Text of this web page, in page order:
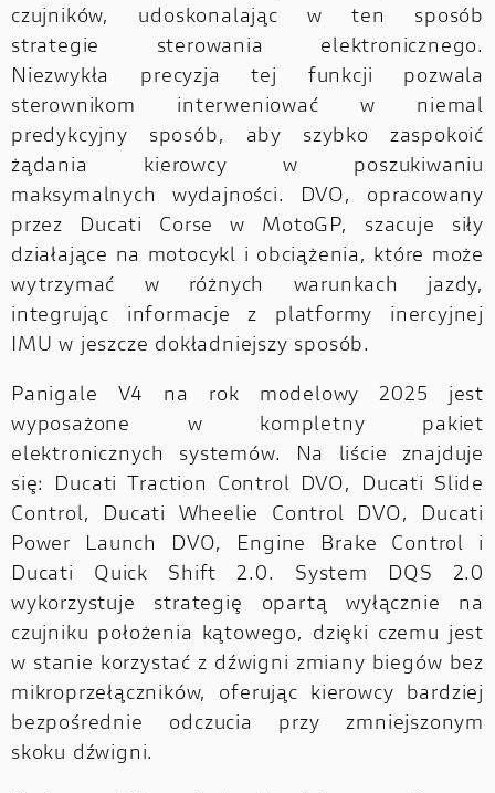
czujników, udoskonalając w ten sposób
strategie sterowania elektronicznego.
Niezwykła precyzja tej funkcji pozwala
sterownikom interweniować w niemal
predykcyjny sposób, aby szybko zaspokoić
żądania kierowcy w poszukiwaniu
maksymalnych wydajności. DVO, opracowany
przez Ducati Corse w MotoGP, szacuje siły
działające na motocykl i obciążenia, które może
wytrzymać w różnych warunkach jazdy,
integrując informacje z platformy inercyjnej
IMU w jeszcze dokładniejszy sposób.
Panigale V4 na rok modelowy 2025 jest
wyposażone w kompletny pakiet
elektronicznych systemów. Na liście znajduje
się: Ducati Traction Control DVO, Ducati Slide
Control, Ducati Wheelie Control DVO, Ducati
Power Launch DVO, Engine Brake Control i
Ducati Quick Shift 2.0. System DQS 2.0
wykorzystuje strategię opartą wyłącznie na
czujniku położenia kątowego, dzięki czemu jest
w stanie korzystać z dźwigni zmiany biegów bez
mikroprzełączników, oferując kierowcy bardziej
bezpośrednie odczucia przy zmniejszonym
skoku dźwigni.